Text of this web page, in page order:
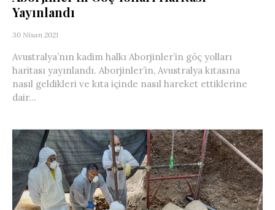
Yayınlandı
30 Nisan 2021
Avustralya’nın kadim halkı Aborjinler’in göç yolları
haritası yayınlandı. Aborjinler’in, Avustralya kıtasına
nasıl geldikleri ve kıta içinde nasıl hareket ettiklerine
dair...